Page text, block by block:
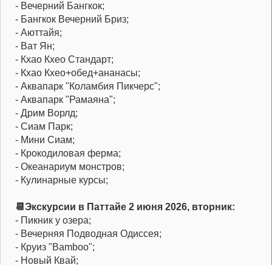
- Вечерний Бангкок;
- Бангкок Вечерний Бриз;
- Аюттайя;
- Ват Ян;
- Кхао Кхео Стандарт;
- Кхао Кхео+обед+ананасы;
- Аквапарк "Коламбия Пикчерс";
- Аквапарк "Рамаяна";
- Дрим Ворлд;
- Сиам Парк;
- Мини Сиам;
- Крокодиловая ферма;
- Океанариум монстров;
- Кулинарные курсы;
📆Экскурсии в Паттайе 2 июня 2026, вторник:
- Пикник у озера;
- Вечерняя Подводная Одиссея;
- Круиз "Bamboo";
- Новый Квай;